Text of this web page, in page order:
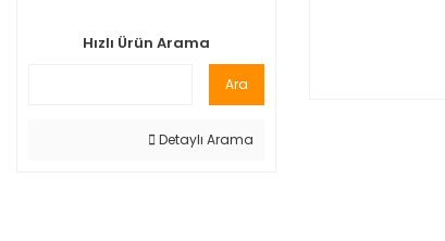
Hızlı Ürün Arama
Ara
Detaylı Arama